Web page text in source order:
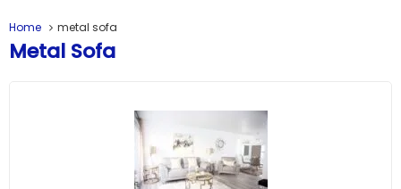
Home metal sofa
Metal Sofa